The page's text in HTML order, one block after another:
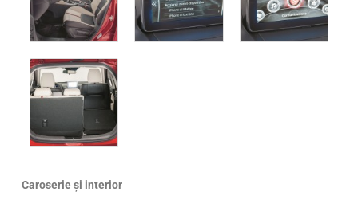
Caroserie și interior